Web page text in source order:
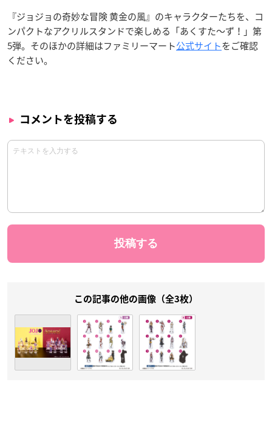
『ジョジョの奇妙な冒険 黄金の風』のキャラクターたちを、コ
ンパクトなアクリルスタンドで楽しめる「あくすた～ず！」第
5弾。そのほかの詳細はファミリーマート公式サイトをご確認
ください。
コメントを投稿する
この記事の他の画像（全3枚）